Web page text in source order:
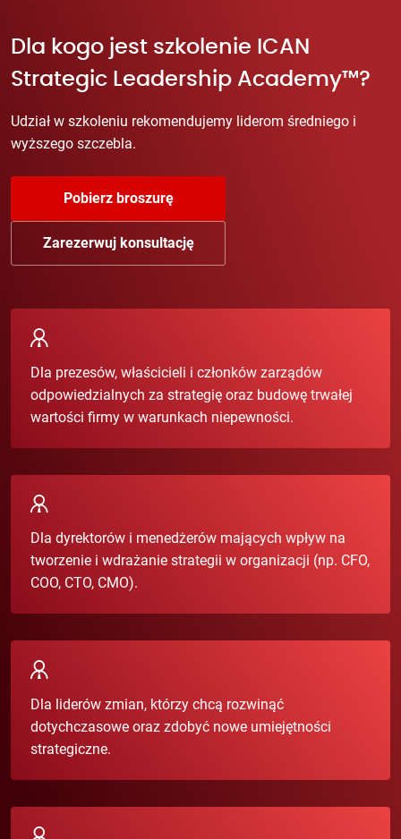
Dla kogo jest szkolenie ICAN
Strategic Leadership Academy™?
Udział w szkoleniu rekomendujemy liderom średniego i
wyższego szczebla.
Pobierz broszurę
Zarezerwuj konsultację
Dla prezesów, właścicieli i członków zarządów
odpowiedzialnych za strategię oraz budowę trwałej
wartości firmy w warunkach niepewności.
Dla dyrektorów i menedżerów mających wpływ na
tworzenie i wdrażanie strategii w organizacji (np. CFO,
COO, CTO, CMO).
Dla liderów zmian, którzy chcą rozwinąć
dotychczasowe oraz zdobyć nowe umiejętności
strategiczne.